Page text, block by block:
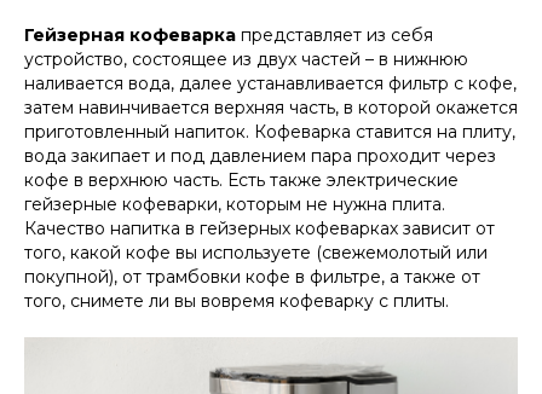
Гейзерная кофеварка представляет из себя
устройство, состоящее из двух частей – в нижнюю
наливается вода, далее устанавливается фильтр с кофе,
затем навинчивается верхняя часть, в которой окажется
приготовленный напиток. Кофеварка ставится на плиту,
вода закипает и под давлением пара проходит через
кофе в верхнюю часть. Есть также электрические
гейзерные кофеварки, которым не нужна плита.
Качество напитка в гейзерных кофеварках зависит от
того, какой кофе вы используете (свежемолотый или
покупной), от трамбовки кофе в фильтре, а также от
того, снимете ли вы вовремя кофеварку с плиты.